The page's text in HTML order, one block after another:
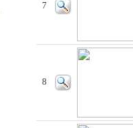
7
8